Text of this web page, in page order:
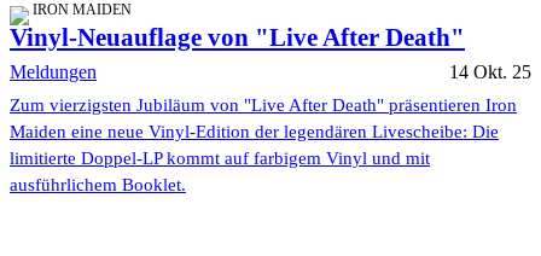
IRON MAIDEN
Vinyl-Neuauflage von "Live After Death"
Meldungen 14 Okt. 25
Zum vierzigsten Jubiläum von "Live After Death" präsentieren Iron
Maiden eine neue Vinyl-Edition der legendären Livescheibe: Die
limitierte Doppel-LP kommt auf farbigem Vinyl und mit
ausführlichem Booklet.